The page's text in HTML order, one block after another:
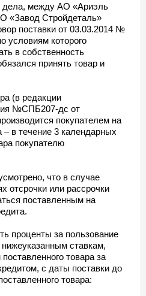
дела, между АО «Ариэль
«Завод Стройдеталь»
поставки от 03.03.2014 №
условиям которого
в собственность
принять товар и
(в редакции
№СПБ207-дс от
покупателем на
– в течение 3 календарных
покупателю
что в случае
отсрочки или рассрочки
поставленным на
проценты за пользование
ставкам,
товара за
с даты поставки до
товара: